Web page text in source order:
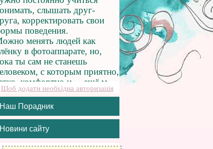
Щоб додати необхідна авторизація
Наш Порадник
Новини сайту